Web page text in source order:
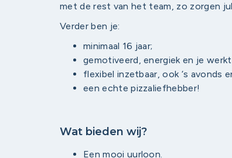
met de rest van het team, zo zorgen
Verder ben je:
minimaal 16 jaar;
gemotiveerd, energiek en je
flexibel inzetbaar, ook ‘s avonds
een echte pizzaliefhebber!
Wat bieden wij?
Een mooi uurloon.